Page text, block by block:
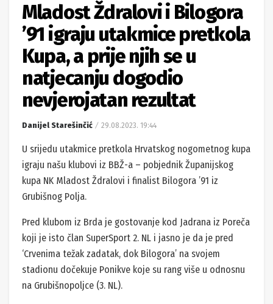
Mladost Ždralovi i Bilogora
’91 igraju utakmice pretkola
Kupa, a prije njih se u
natjecanju dogodio
nevjerojatan rezultat
Danijel Starešinčić 29.08.2023. 19:44
U srijedu utakmice pretkola Hrvatskog nogometnog kupa
igraju našu klubovi iz BBŽ-a – pobjednik Županijskog
kupa NK Mladost Ždralovi i finalist Bilogora ’91 iz
Grubišnog Polja.
Pred klubom iz Brda je gostovanje kod Jadrana iz Poreča
koji je isto član SuperSport 2. NL i jasno je da je pred
‘Crvenima težak zadatak, dok Bilogora’ na svojem
stadionu dočekuje Ponikve koje su rang više u odnosnu
na Grubišnopoljce (3. NL).